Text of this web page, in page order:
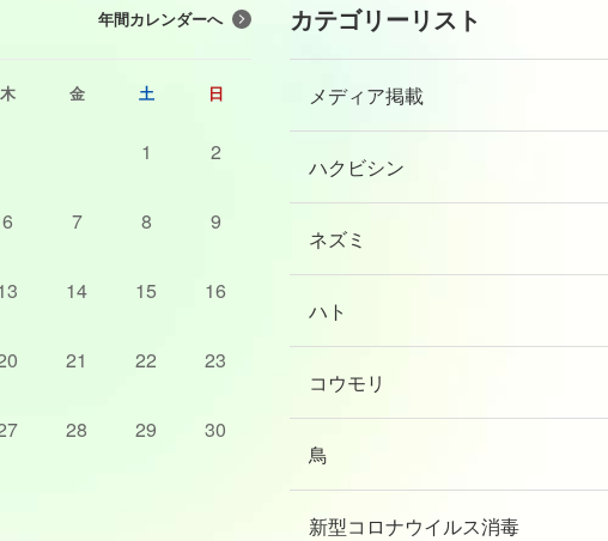
年間カレンダーへ
木 金 土 日
1 2
6 7 8 9
14 15 16
21 22 23
28 29 30
カテゴリーリスト
メディア掲載
ハクビシン
ネズミ
ハト
コウモリ
鳥
新型コロナウイルス消毒